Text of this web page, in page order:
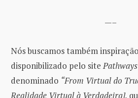
—–
Nós buscamos também
disponibilizado pelo site
denominado “From Virtual do
Realidade Virtual à Verdadeira],